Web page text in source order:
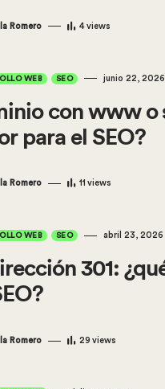
Romero 4 views
WEB SEO junio 22, 2026
con www o
para el SEO?
Romero 11 views
WEB SEO abril 23, 2026
301:
Romero 29 views